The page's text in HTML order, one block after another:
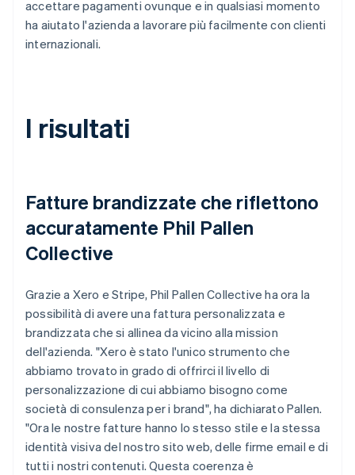
accettare pagamenti ovunque e in qualsiasi momento
ha aiutato l'azienda a lavorare più facilmente con clienti
internazionali.
I risultati
Fatture brandizzate che riflettono
accuratamente Phil Pallen
Collective
Grazie a Xero e Stripe, Phil Pallen Collective ha ora la
possibilità di avere una fattura personalizzata e
brandizzata che si allinea da vicino alla mission
dell'azienda. "Xero è stato l'unico strumento che
abbiamo trovato in grado di offrirci il livello di
personalizzazione di cui abbiamo bisogno come
società di consulenza per i brand", ha dichiarato Pallen.
"Ora le nostre fatture hanno lo stesso stile e la stessa
identità visiva del nostro sito web, delle firme email e di
tutti i nostri contenuti. Questa coerenza è